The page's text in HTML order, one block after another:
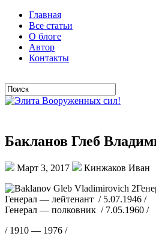
Главная
Все статьи
О блоге
Автор
Контакты
Бакланов Глеб
Март 3, 2017
Кинжаков Иван
Генерал — лейтенант / 5.07.1946 /
Генерал — полковник / 7.05.1960 /
/ 1910 — 1976 /